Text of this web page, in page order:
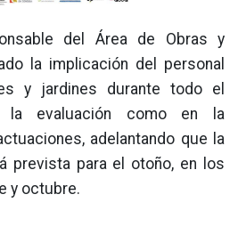
del Área de Obras y
la implicación del personal
y jardines durante todo el
la evaluación como en la
adelantando que la
prevista para el otoño, en los
y octubre.